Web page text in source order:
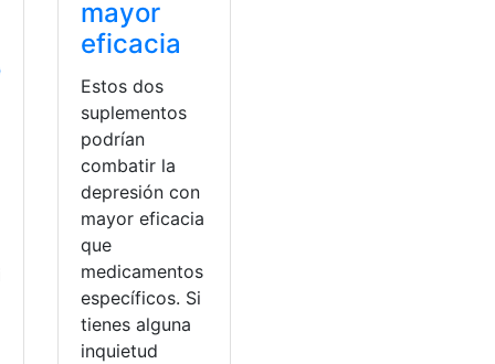
mayor
eficacia
Estos dos
suplementos
podrían
combatir la
depresión con
mayor eficacia
que
medicamentos
específicos. Si
tienes alguna
inquietud